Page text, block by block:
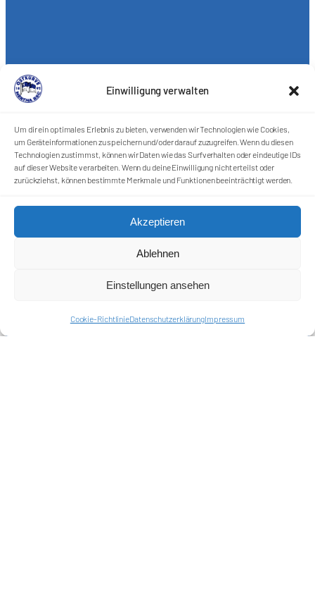
Einwilligung verwalten
Um dir ein optimales Erlebnis zu bieten, verwenden wir Technologien wie Cookies,
um Geräteinformationen zu speichern und/oder darauf zuzugreifen. Wenn du diesen
Technologien zustimmst, können wir Daten wie das Surfverhalten oder eindeutige IDs
auf dieser Website verarbeiten. Wenn du deine Einwilligung nicht erteilst oder
zurückziehst, können bestimmte Merkmale und Funktionen beeinträchtigt werden.
Akzeptieren
Ablehnen
Einstellungen ansehen
Cookie-RichtlinieDatenschutzerklärungImpressum
Förderkreis Ostkurve e.V.
Datenschutzerklärung